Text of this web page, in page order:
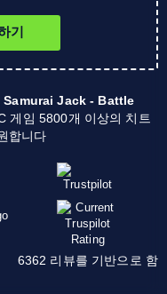
기
Samurai Jack - Battle
게임 5800개 이상의 치트
합니다
6362 리뷰를 기반으로 함